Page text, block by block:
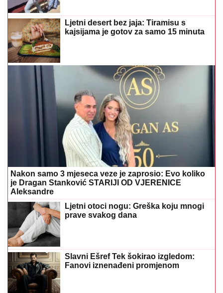
Ljetni desert bez jaja: Tiramisu s
kajsijama je gotov za samo 15 minuta
Nakon samo 3 mjeseca veze je zaprosio: Evo koliko
je Dragan Stanković STARIJI OD VJERENICE
Aleksandre
Ljetni otoci nogu: Greška koju mnogi
prave svakog dana
Slavni Ešref Tek šokirao izgledom:
Fanovi iznenađeni promjenom